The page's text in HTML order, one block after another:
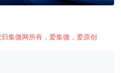
集微网所有，爱集微，爱原创